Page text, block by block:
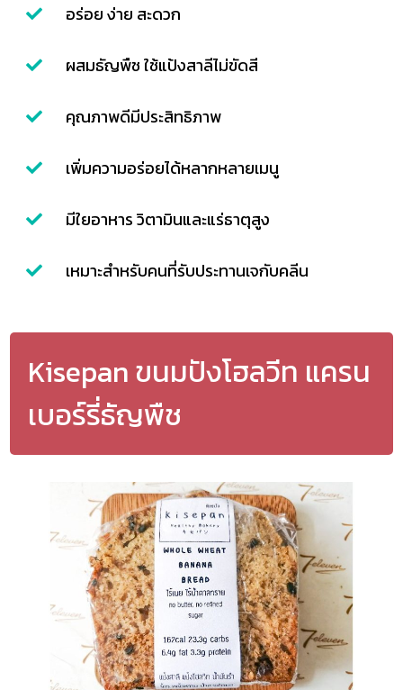
อร่อย ง่าย สะดวก
ผสมธัญพืช ใช้แป้งสาลีไม่ขัดสี
คุณภาพดีมีประสิทธิภาพ
เพิ่มความอร่อยได้หลากหลายเมนู
มีใยอาหาร วิตามินและแร่ธาตุสูง
เหมาะสำหรับคนที่รับประทานเจกับคลีน
Kisepan ขนมปังโฮลวีท แครน
เบอร์รี่ธัญพืช